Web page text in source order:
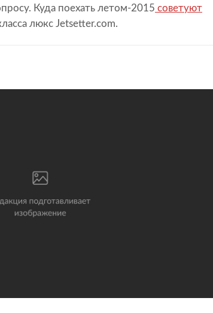
Куда поехать летом-2015 советуют
люкс Jetsetter.com.